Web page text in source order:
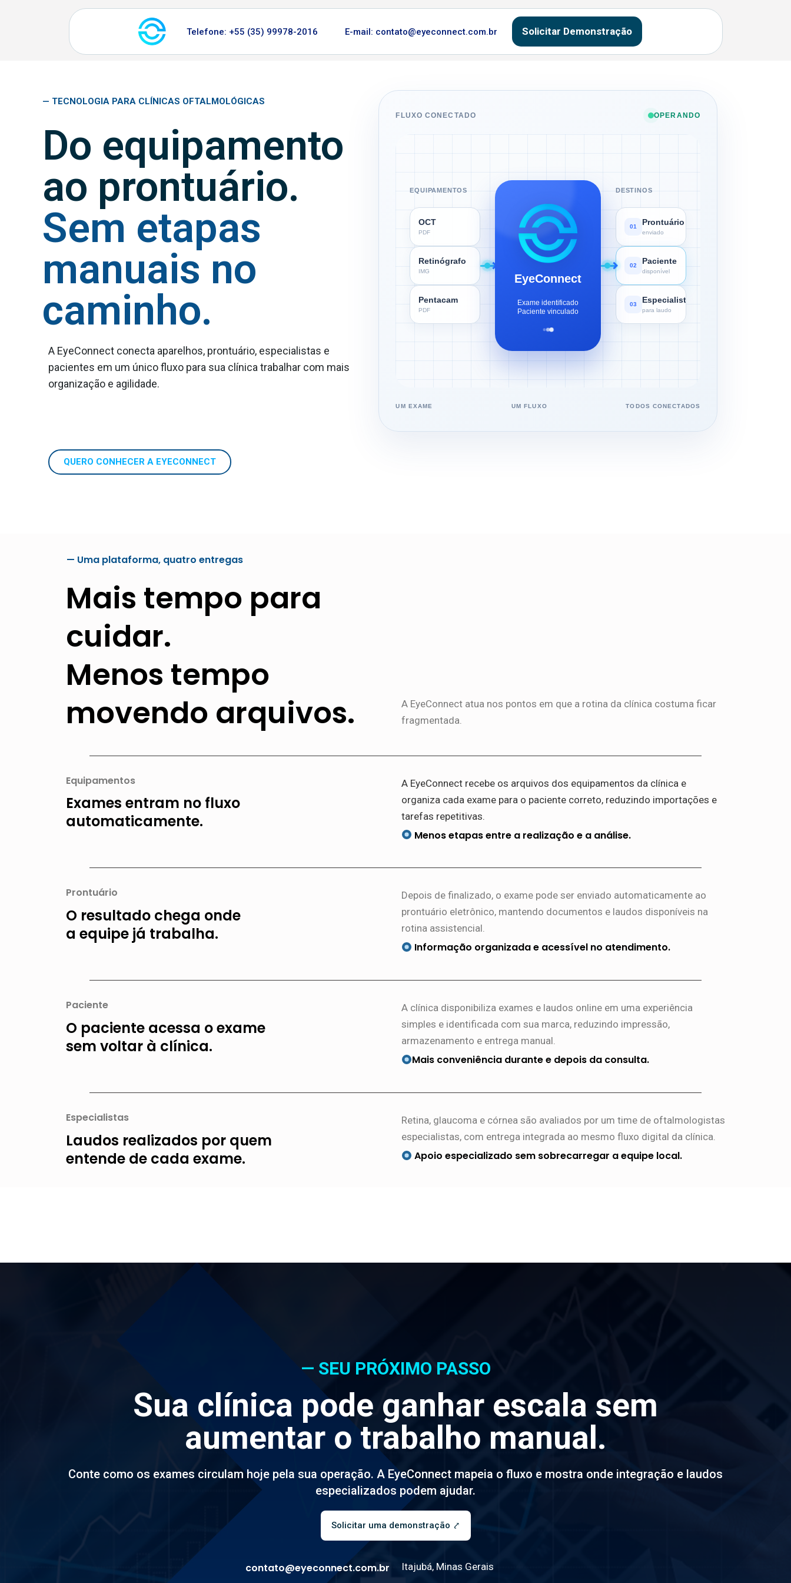
Telefone: +55 (35) 99978-2016 E-mail: contato@eyeconnect.com.br Solicitar Demonstração
— TECNOLOGIA PARA CLÍNICAS OFTALMOLÓGICAS
Do equipamento
ao prontuário.
Sem etapas
manuais no
caminho.
A EyeConnect conecta aparelhos, prontuário, especialistas e
pacientes em um único fluxo para sua clínica trabalhar com mais
organização e agilidade.
FLUXO CONECTADO OPERANDO
EQUIPAMENTOS
OCT
PDF
Retinógrafo
IMG
Pentacam
PDF
EyeConnect
Exame identificado
Paciente vinculado
DESTINOS
01 Prontuário
enviado
02 Paciente
disponível
03 Especialista
para laudo
UM EXAME UM FLUXO TODOS CONECTADOS
QUERO CONHECER A EYECONNECT
— Uma plataforma, quatro entregas
Mais tempo para
cuidar.
Menos tempo
movendo arquivos.
A EyeConnect atua nos pontos em que a rotina da clínica costuma ficar
fragmentada.
Equipamentos
Exames entram no fluxo
automaticamente.
A EyeConnect recebe os arquivos dos equipamentos da clínica e
organiza cada exame para o paciente correto, reduzindo importações e
tarefas repetitivas.
Menos etapas entre a realização e a análise.
Prontuário
O resultado chega onde
a equipe já trabalha.
Depois de finalizado, o exame pode ser enviado automaticamente ao
prontuário eletrônico, mantendo documentos e laudos disponíveis na
rotina assistencial.
Informação organizada e acessível no atendimento.
Paciente
O paciente acessa o exame
sem voltar à clínica.
A clínica disponibiliza exames e laudos online em uma experiência
simples e identificada com sua marca, reduzindo impressão,
armazenamento e entrega manual.
Mais conveniência durante e depois da consulta.
Especialistas
Laudos realizados por quem
entende de cada exame.
Retina, glaucoma e córnea são avaliados por um time de oftalmologistas
especialistas, com entrega integrada ao mesmo fluxo digital da clínica.
Apoio especializado sem sobrecarregar a equipe local.
— SEU PRÓXIMO PASSO
Sua clínica pode ganhar escala sem
aumentar o trabalho manual.
Conte como os exames circulam hoje pela sua operação. A EyeConnect mapeia o fluxo e mostra onde integração e laudos
especializados podem ajudar.
Solicitar uma demonstração ⤤
contato@eyeconnect.com.br Itajubá, Minas Gerais